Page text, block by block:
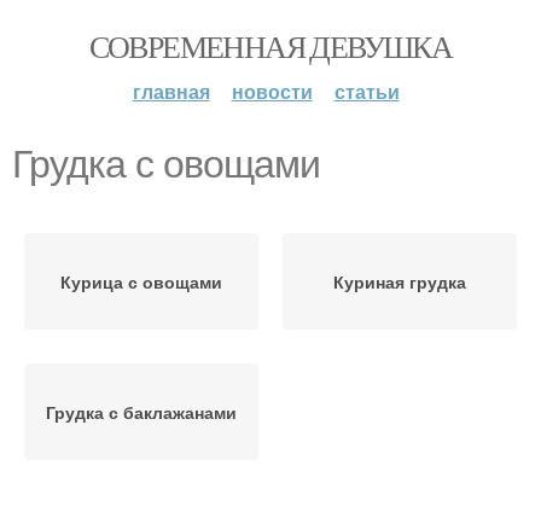
СОВРЕМЕННАЯ ДЕВУШКА
главная новости статьи
Грудка с овощами
Курица с овощами Куриная грудка
Грудка с баклажанами